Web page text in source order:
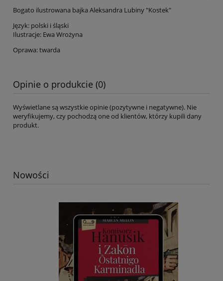
Bogato ilustrowana bajka Aleksandra Lubiny "Kostek"
Język: polski i śląski
Ilustracje: Ewa Wrożyna
Oprawa: twarda
Opinie o produkcie (0)
Wyświetlane są wszystkie opinie (pozytywne i negatywne). Nie
weryfikujemy, czy pochodzą one od klientów, którzy kupili dany
produkt.
Nowości